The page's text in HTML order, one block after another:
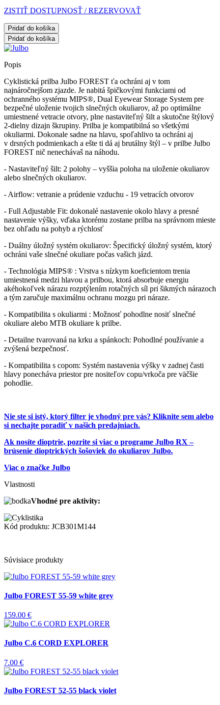
ZISTIŤ DOSTUPNOSŤ / REZERVOVAŤ
Popis
Cyklistická prilba Julbo FOREST ťa ochráni aj v tom
najnáročnejšom zjazde. Je nabitá špičkovými funkciami od
ochranného systému MIPS®, Dual Eyewear Storage System pre
bezpečné uloženie tvojich slnečných okuliarov, až po optimálne
umiestnené vetracie otvory, plne nastaviteľný šilt a skutočne štýlový
2-dielny dizajn škrupiny. Prilba je kompatibilná so všetkými
okuliarmi. Dokonale sadne na hlavu, spoľahlivo ta ochráni aj
v drsných podmienkach a ešte ti dá aj brutálny štýl – v prilbe Julbo
FOREST nič nenechávaš na náhodu.
- Nastaviteľný šilt: 2 polohy – vyššia poloha na uloženie okuliarov
alebo slnečných okuliarov.
- Airflow: vetranie a prúdenie vzduchu - 19 vetracích otvorov
- Full Adjustable Fit: dokonalé nastavenie okolo hlavy a presné
nastavenie výšky, vďaka ktorému zostane prilba na správnom mieste
bez ohľadu na pohyb a rýchlosť
- Duálny úložný systém okuliarov: Špecifický úložný systém, ktorý
ochráni vaše slnečné okuliare počas vašich jázd.
- Technológia MIPS® : Vrstva s nízkym koeficientom trenia
umiestnená medzi hlavou a prilbou, ktorá absorbuje energiu
akéhokoľvek nárazu rozptýlením rotačných síl pri šikmých nárazoch
a tým zaručuje maximálnu ochranu mozgu pri náraze.
- Kompatibilita s okuliarmi : Možnosť pohodlne nosiť slnečné
okuliare alebo MTB okuliare k prilbe.
- Detailne tvarovaná na krku a spánkoch: Pohodlné používanie a
zvýšená bezpečnosť.
- Kompatibilita s copom: Systém nastavenia výšky v zadnej časti
hlavy ponecháva priestor pre nositeľov copu/vrkoča pre väčšie
pohodlie.
Nie ste si istý, ktorý filter je vhodný pre vás? Kliknite sem alebo
si nechajte poradiť v našich predajniach.
Ak nosíte dioptrie, pozrite si viac o programe Julbo RX –
brúsenie dioptrických šošoviek do okuliarov Julbo.
Viac o značke Julbo
Vlastnosti
Vhodné pre aktivity:
Kód produktu: JCB301M144
Súvisiace produkty
Julbo FOREST 55-59 white grey
159.00 €
Julbo C.6 CORD EXPLORER
7.00 €
Julbo FOREST 52-55 black violet